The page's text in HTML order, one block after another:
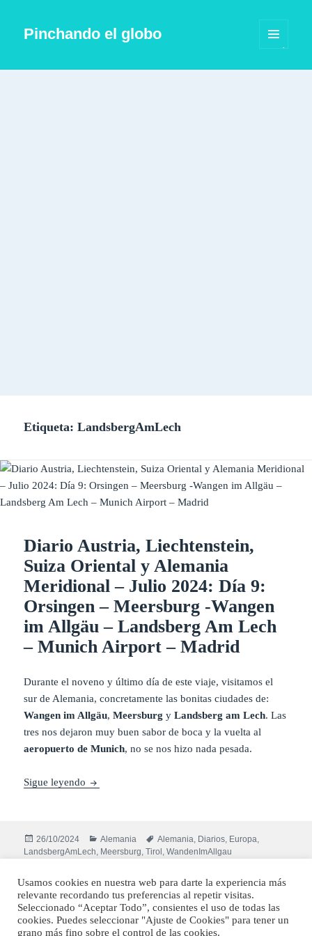
Pinchando el globo
WIDGETS
Etiqueta:LandsbergAmLech
Diario Austria, Liechtenstein,
Suiza Oriental y Alemania
Meridional – Julio 2024: Día 9:
Orsingen – Meersburg -Wangen
im Allgäu – Landsberg Am Lech
– Munich Airport – Madrid
Durante el noveno y último día de este viaje, visitamos el
sur de Alemania, concretamente las bonitas ciudades de:
Wangen im Allgäu,MeersburgyLandsberg am Lech. Las
tres nos dejaron muy buen sabor de boca y la vuelta al
aeropuerto de Munich, no se nos hizo nada pesada.
Sigue leyendo Diario Austria, Liechtenstein, Suiza Oriental y
Publicado
el
26/10/2024 Categorías
Alemania Etiquetas
Alemania, Diarios, Europa,
LandsbergAmLech, Meersburg,Tirol ,WandenImAllgau
Funciona gracias a WordPress
Usamos cookies en nuestra web para darte la experiencia más
relevante recordando tus preferencias al repetir visitas.
Seleccionado “Aceptar Todo”, consientes el uso de todas las
cookies. Puedes seleccionar "Ajuste de Cookies" para tener un
grano más fino sobre el control de las cookies.